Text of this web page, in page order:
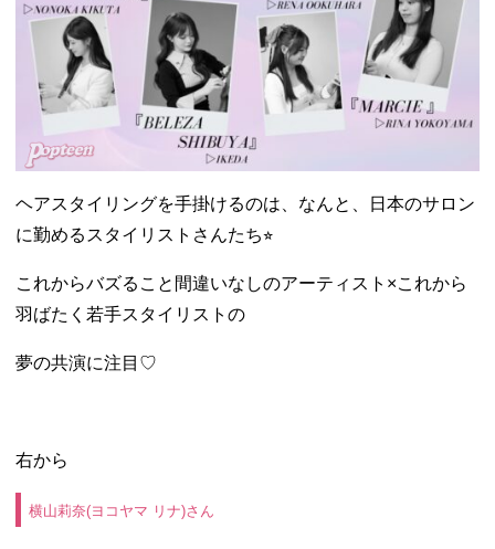
ヘアスタイリングを手掛けるのは、なんと、日本のサロン
に勤めるスタイリストさんたち⭐︎
これからバズること間違いなしのアーティスト×これから
羽ばたく若手スタイリストの
夢の共演に注目♡
右から
横山莉奈(ヨコヤマ リナ)さん